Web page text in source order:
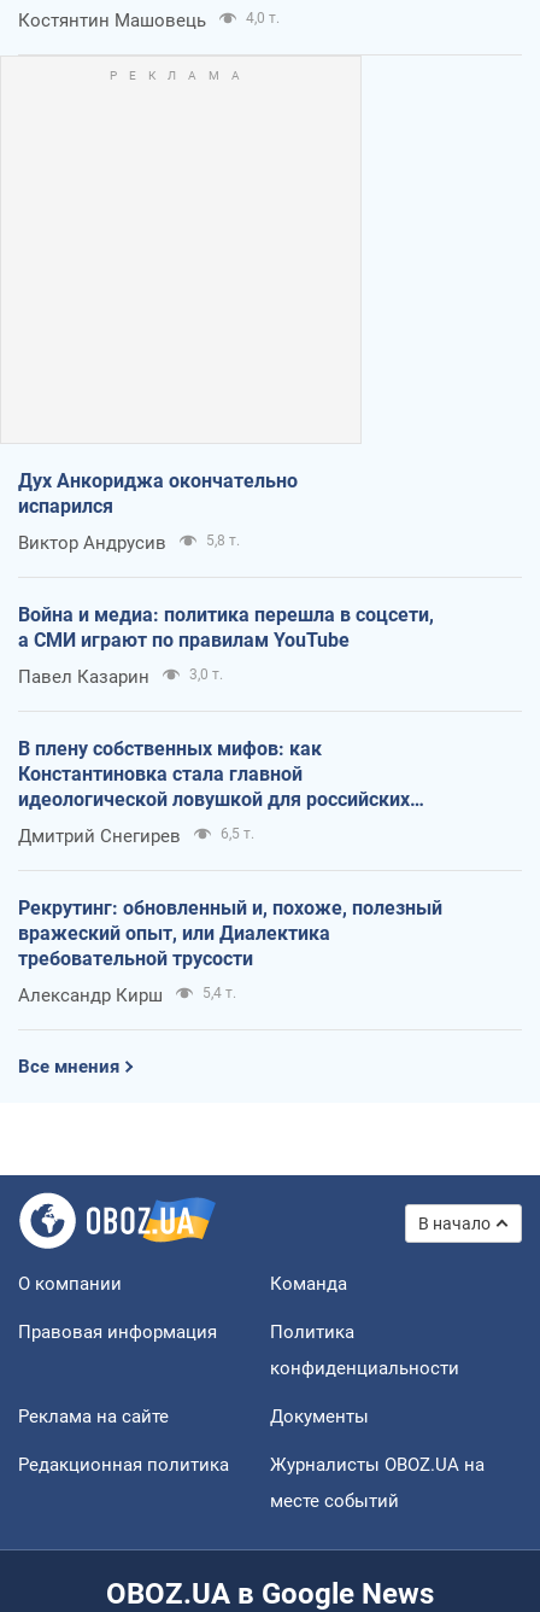
Костянтин Машовець 4,0 т.
Дух Анкориджа окончательно
испарился
Виктор Андрусив 5,8 т.
Война и медиа: политика перешла в соцсети,
а СМИ играют по правилам YouTube
Павел Казарин 3,0 т.
В плену собственных мифов: как
Константиновка стала главной
идеологической ловушкой для российских
оккупантов
Дмитрий Снегирев 6,5 т.
Рекрутинг: обновленный и, похоже, полезный
вражеский опыт, или Диалектика
требовательной трусости
Александр Кирш 5,4 т.
Все мнения
В начало
О компании Команда
Правовая информация
Политика
конфиденциальности
Реклама на сайте Документы
Редакционная политика
Журналисты OBOZ.UA на
месте событий
OBOZ.UA в Google News